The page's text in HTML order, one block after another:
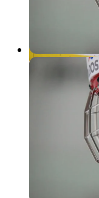
Молодежный
Слепец:
поменял
Кирилл
России,
медалий
досадно, но